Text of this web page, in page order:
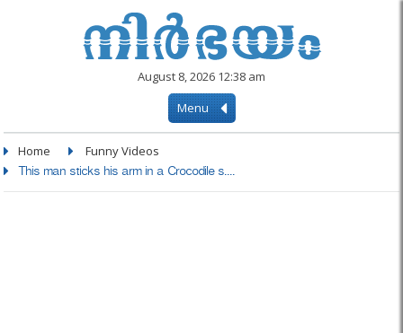
August 8, 2026 12:38 am
Menu
Home Funny Videos
This man sticks his arm in a Crocodile s....